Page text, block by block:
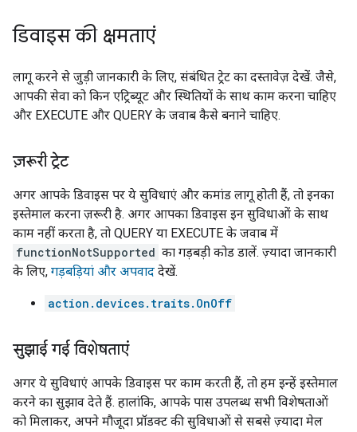
डिवाइस की क्षमताएं
लागू करने से जुड़ी जानकारी के लिए, संबंधित ट्रेट का दस्तावेज़ देखें. जैसे,
आपकी सेवा को किन एट्रिब्यूट और स्थितियों के साथ काम करना चाहिए
और EXECUTE और QUERY के जवाब कैसे बनाने चाहिए.
ज़रूरी ट्रेट
अगर आपके डिवाइस पर ये सुविधाएं और कमांड लागू होती हैं, तो इनका
इस्तेमाल करना ज़रूरी है. अगर आपका डिवाइस इन सुविधाओं के साथ
काम नहीं करता है, तो QUERY या EXECUTE के जवाब में
functionNotSupported का गड़बड़ी कोड डालें. ज़्यादा जानकारी
के लिए, गड़बड़ियां और अपवाद देखें.
action.devices.traits.OnOff
सुझाई गई विशेषताएं
अगर ये सुविधाएं आपके डिवाइस पर काम करती हैं, तो हम इन्हें इस्तेमाल
करने का सुझाव देते हैं. हालांकि, आपके पास उपलब्ध सभी विशेषताओं
को मिलाकर, अपने मौजूदा प्रॉडक्ट की सुविधाओं से सबसे ज़्यादा मेल